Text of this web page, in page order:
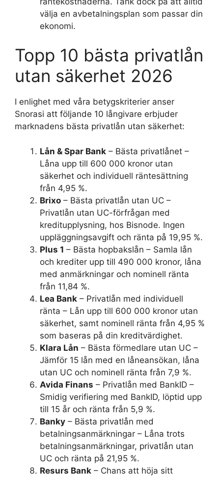
välja en avbetalningsplan som passar din
ekonomi.
Topp 10 bästa privatlån
utan säkerhet 2026
I enlighet med våra betygskriterier anser
Snorasi att följande 10 långivare erbjuder
marknadens bästa privatlån utan säkerhet:
Lån & Spar Bank – Bästa privatlånet –
Låna upp till 600 000 kronor utan
säkerhet och individuell räntesättning
från 4,95 %.
Brixo – Bästa privatlån utan UC –
Privatlån utan UC-förfrågan med
kreditupplysning, hos Bisnode. Ingen
uppläggningsavgift och ränta på 19,95 %.
Plus 1 – Bästa hopbakslån – Samla lån
och krediter upp till 490 000 kronor, låna
med anmärkningar och nominell ränta
från 11,84 %.
Lea Bank – Privatlån med individuell
ränta – Lån upp till 600 000 kronor utan
säkerhet, samt nominell ränta från 4,95 %
som baseras på din kreditvärdighet.
Klara Lån – Bästa förmedlare utan UC –
Jämför 15 lån med en låneansökan, låna
utan UC och nominell ränta från 7,9 %.
Avida Finans – Privatlån med BankID –
Smidig verifiering med BankID, löptid upp
till 15 år och ränta från 5,9 %.
Banky – Bästa privatlån med
betalningsanmärkningar – Låna trots
betalningsanmärkningar, privatlån utan
UC och ränta på 21,95 %.
Resurs Bank – Chans att höja sitt